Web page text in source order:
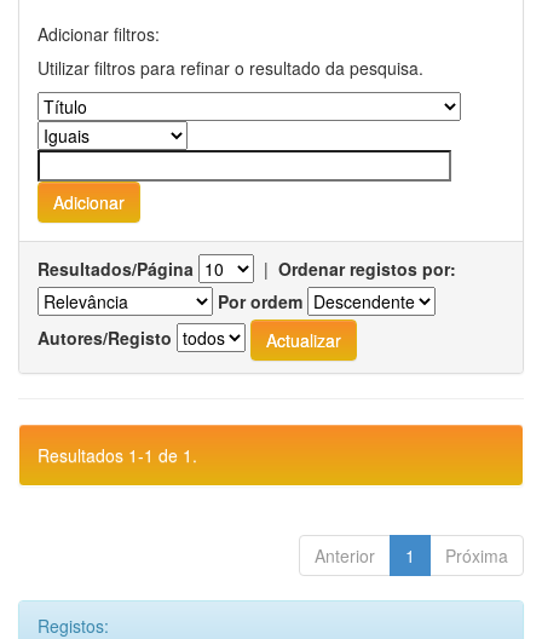
Adicionar filtros:
Utilizar filtros para refinar o resultado da pesquisa.
Resultados/Página | Ordenar registos por:
Por ordem
Autores/Registo
Resultados 1-1 de 1.
Anterior 1 Próxima
Registos: